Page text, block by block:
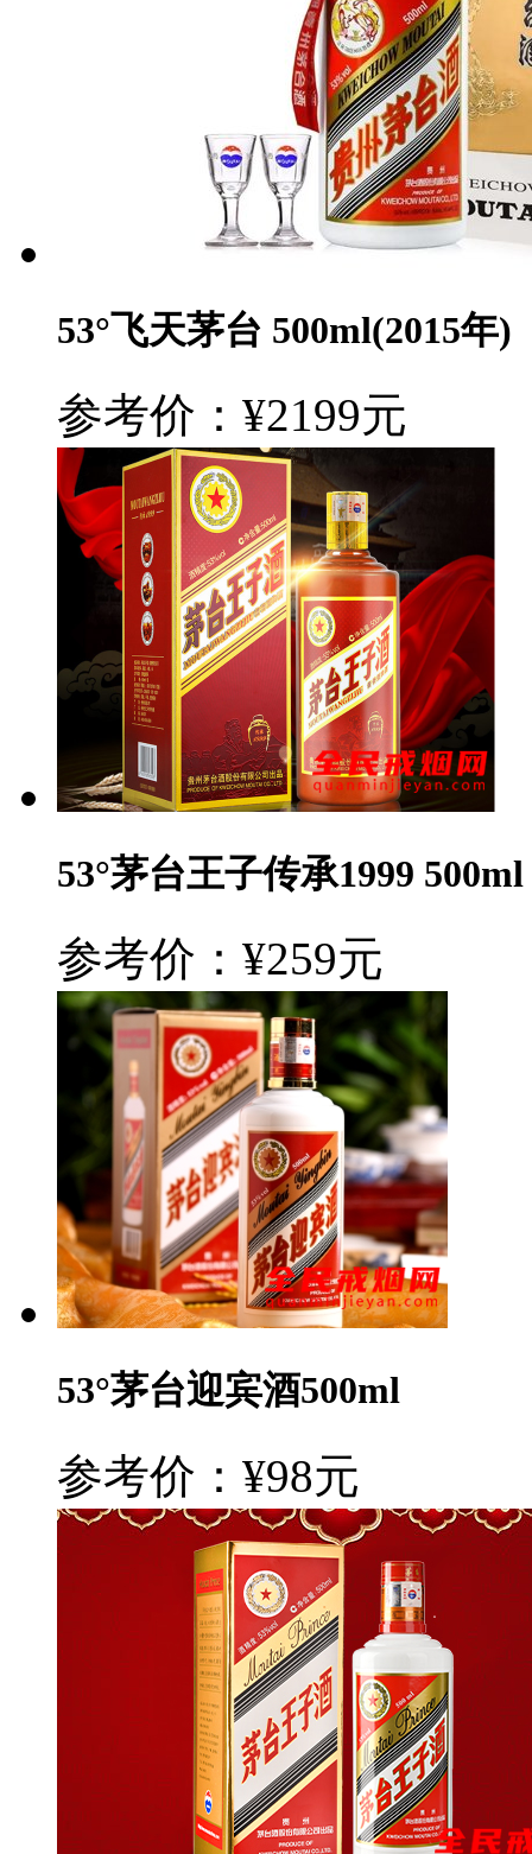
53°飞天茅台 500ml(2015年)
参考价：¥2199元
53°茅台王子传承1999 500ml
参考价：¥259元
53°茅台迎宾酒500ml
参考价：¥98元